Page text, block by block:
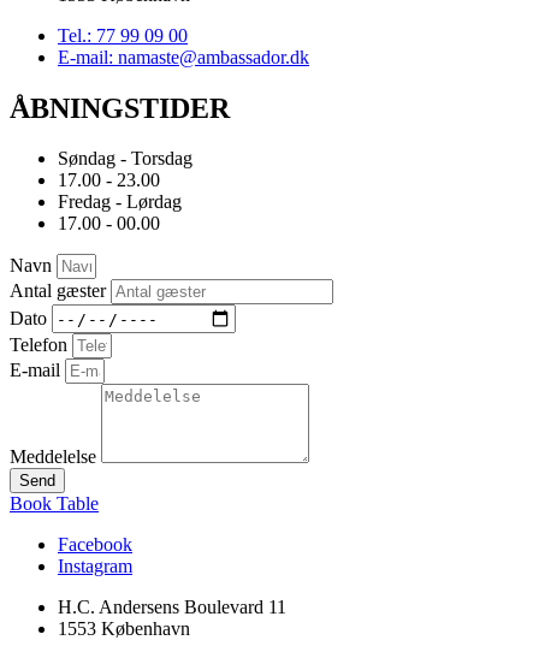
Tel.: 77 99 09 00
E-mail: namaste@ambassador.dk
ÅBNINGSTIDER
Søndag - Torsdag
17.00 - 23.00
Fredag - Lørdag
17.00 - 00.00
Navn
Antal gæster
Dato
Telefon
E-mail
Meddelelse
Send
Book Table
Facebook
Instagram
H.C. Andersens Boulevard 11
1553 København